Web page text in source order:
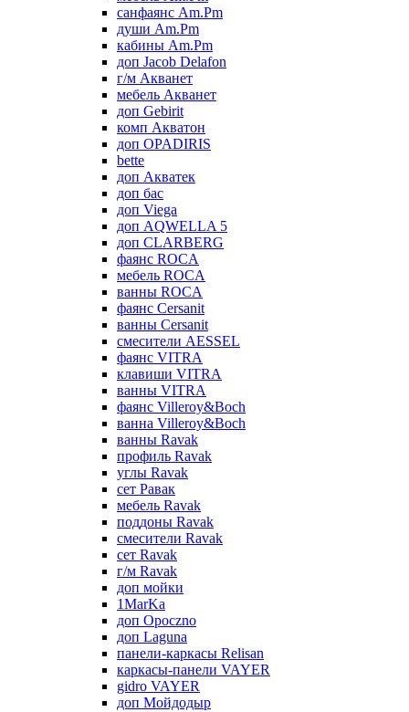
санфаянс Am.Pm
души Am.Pm
кабины Am.Pm
доп Jacob Delafon
г/м Акванет
мебель Акванет
доп Gebirit
комп Акватон
доп OPADIRIS
bette
доп Акватек
доп бас
доп Viega
доп AQWELLA 5
доп CLARBERG
фаянс ROCA
мебель ROCA
ванны ROCA
фаянс Cersanit
ванны Cersanit
смесители AESSEL
фаянс VITRA
клавиши VITRA
ванны VITRA
фаянс Villeroy&Boch
ванна Villeroy&Boch
ванны Ravak
профиль Ravak
углы Ravak
сет Равак
мебель Ravak
поддоны Ravak
смесители Ravak
сет Ravak
г/м Ravak
доп мойки
1MarKa
доп Opoczno
доп Laguna
панели-каркасы Relisan
каркасы-панели VAYER
gidro VAYER
доп Мойдодыр